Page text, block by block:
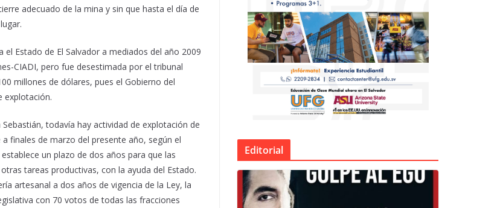
adecuado de la mina y sin que hasta el día de
Estado de El Salvador a mediados del año 2009
CIADI, pero fue desestimada por el tribunal
millones de dólares, pues el Gobierno del
explotación.
todavía hay actividad de explotación de
finales de marzo del presente año, según el
un plazo de dos años para que las
tareas productivas, con la ayuda del Estado.
artesanal a dos años de vigencia de la Ley, la
con 70 votos de todas las fracciones
Editorial